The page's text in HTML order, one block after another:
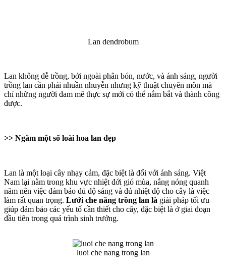
Lan dendrobum
Lan không dễ trồng, bởi ngoài phân bón, nước, và ánh sáng, người
trồng lan cần phải nhuần nhuyễn nhưng kỹ thuật chuyên môn mà
chỉ những người đam mê thực sự mới có thể nắm bắt và thành công
được.
>> Ngắm một số loài hoa lan đẹp
Lan là một loại cây nhạy cảm, đặc biệt là đối với ánh sáng. Việt
Nam lại nằm trong khu vực nhiệt đới gió mùa, nắng nóng quanh
năm nên việc đảm bảo đủ độ sáng và đủ nhiệt độ cho cây là việc
làm rất quan trọng. Lưới che nắng trồng lan là giải pháp tối ưu
giúp đảm bảo các yếu tố cần thiết cho cây, đặc biệt là ở giai đoạn
đầu tiên trong quá trình sinh trưởng.
luoi che nang trong lan